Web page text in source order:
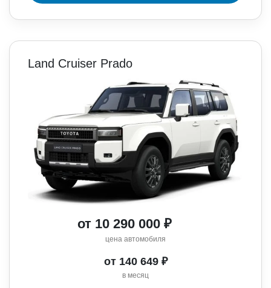
Land Cruiser Prado
от 10 290 000 ₽
цена автомобиля
от 140 649 ₽
в месяц